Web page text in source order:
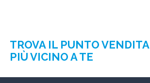
TROVA IL PUNTO VENDITA
PIÙ VICINO A TE